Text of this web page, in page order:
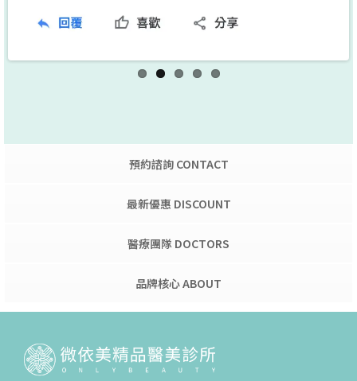
預約諮詢 CONTACT
最新優惠 DISCOUNT
醫療團隊 DOCTORS
品牌核心 ABOUT